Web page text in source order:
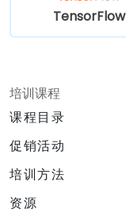
TensorFlow
培训课程
课程目录
促销活动
培训方法
资源